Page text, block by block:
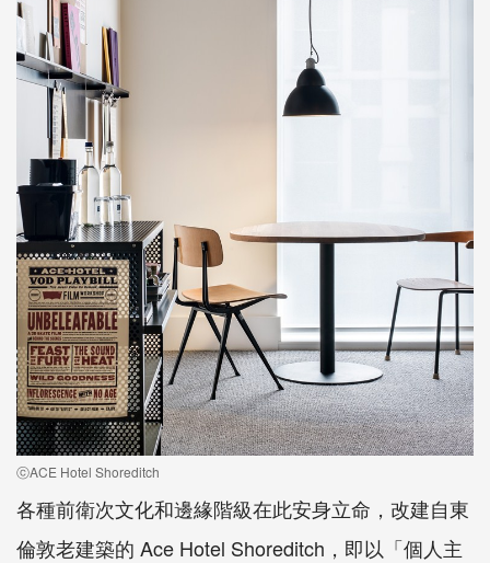
ⓒACE Hotel Shoreditch
各種前衛次文化和邊緣階級在此安身立命，改建自東
倫敦老建築的 Ace Hotel Shoreditch，即以「個人主